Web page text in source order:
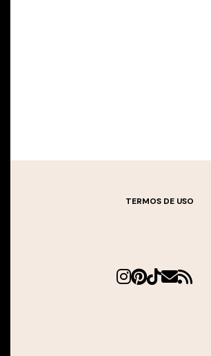
TERMOS DE USO